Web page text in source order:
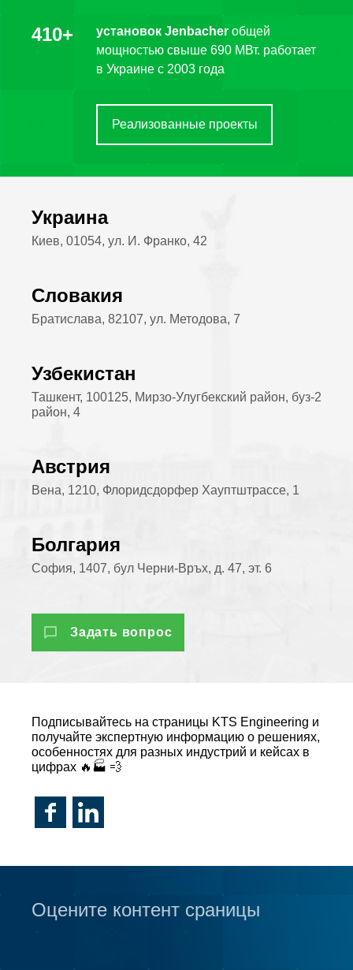
410+ установок Jenbacher общей
мощностью свыше 690 МВт. работает
в Украине c 2003 года
Реализованные проекты
Украина
Киев, 01054, ул. И. Франко, 42
Словакия
Братислава, 82107, ул. Методова, 7
Узбекистан
Ташкент, 100125, Мирзо-Улугбекский район, буз-2
район, 4
Австрия
Вена, 1210, Флоридсдорфер Хауптштрассе, 1
Болгария
София, 1407, бул Черни-Връх, д. 47, эт. 6
Задать вопрос
Подписывайтесь на страницы KTS Engineering и
получайте экспертную информацию о решениях,
особенностях для разных индустрий и кейсах в
цифрах 🔥🏭 💨
Оцените контент сраницы